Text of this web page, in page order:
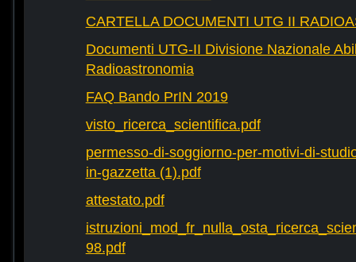
CARTELLA DOCUMENTI UTG II
Documenti UTG-II Divisione Nazionale
Radioastronomia
FAQ Bando PrIN 2019
visto_ricerca_scientifica.pdf
permesso-di-soggiorno-per-motivi-di-
in-gazzetta (1).pdf
attestato.pdf
98.pdf